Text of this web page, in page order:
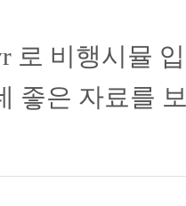
로 비행시뮬
좋은 자료를